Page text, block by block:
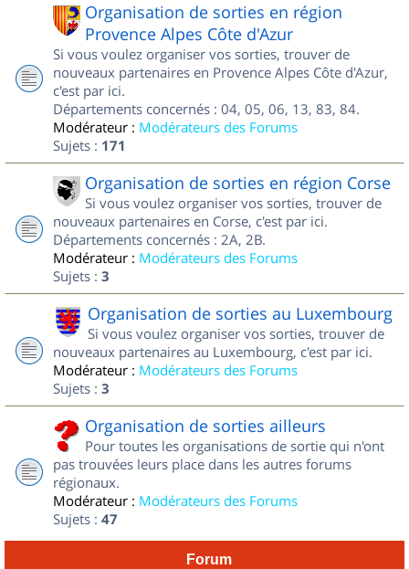
Organisation de sorties en région
Provence Alpes Côte d'Azur
Si vous voulez organiser vos sorties, trouver de
nouveaux partenaires en Provence Alpes Côte d'Azur,
c'est par ici.
Départements concernés : 04, 05, 06, 13, 83, 84.
Modérateur : Modérateurs des Forums
Sujets : 171
Organisation de sorties en région Corse
Si vous voulez organiser vos sorties, trouver de
nouveaux partenaires en Corse, c'est par ici.
Départements concernés : 2A, 2B.
Modérateur : Modérateurs des Forums
Sujets : 3
Organisation de sorties au Luxembourg
Si vous voulez organiser vos sorties, trouver de
nouveaux partenaires au Luxembourg, c'est par ici.
Modérateur : Modérateurs des Forums
Sujets : 3
Organisation de sorties ailleurs
Pour toutes les organisations de sortie qui n'ont
pas trouvées leurs place dans les autres forums
régionaux.
Modérateur : Modérateurs des Forums
Sujets : 47
Forum